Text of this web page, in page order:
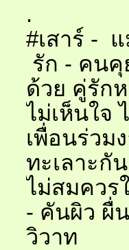
.
#เสาร์ -
รัก - คนคุ
ด้วย คู่รัก
ไม่เห็นใจ
เพื่อนร่วม
ทะเลาะกั
ไม่สมควร
- คันผิว ผื่
วิวาท